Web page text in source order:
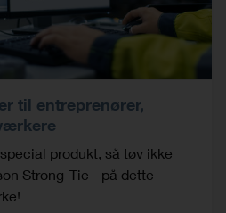
til entreprenører,
produkt, så tøv ikke
Strong-Tie - på dette